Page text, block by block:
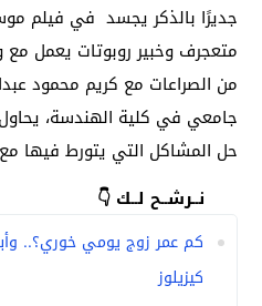
جديرًا بالذكر يجسد في فيلم
متعجرف وخبير روبوتات يعمل مع
من الصراعات مع كريم محمود
جامعي في كلية الهندسة،
حل المشاكل التي يتورط فيها مع
نــرشــح لــك 👇
كم عمر زوج يومي خوري؟..
كيزيلوز